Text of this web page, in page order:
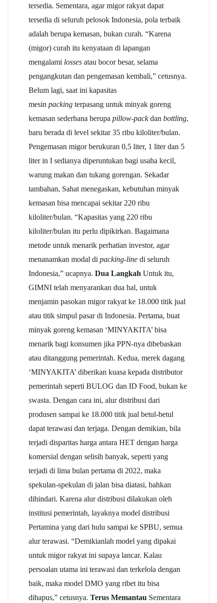
tersedia. Sementara, agar migor rakyat dapat
tersedia di seluruh pelosok Indonesia, pola terbaik
adalah berupa kemasan, bukan curah. “Karena
(migor) curah itu kenyataan di lapangan
mengalami losses atau bocor besar, selama
pengangkutan dan pengemasan kembali,” cetusnya.
Belum lagi, saat ini kapasitas
mesin packing terpasang untuk minyak goreng
kemasan sederhana berupa pillow-packdan bottling,
baru berada di level sekitar 35 ribu kiloliter/bulan.
Pengemasan migor berukuran 0,5 liter, 1 liter dan 5
liter in I sedianya diperuntukan bagi usaha kecil,
warung makan dan tukang gorengan. Sekadar
tambahan, Sahat menegaskan, kebutuhan minyak
kemasan bisa mencapai sekitar 220 ribu
kiloliter/bulan. “Kapasitas yang 220 ribu
kiloliter/bulan itu perlu dipikirkan. Bagaimana
metode untuk menarik perhatian investor, agar
menanamkan modal di packing-line di seluruh
Indonesia,” ucapnya. Dua Langkah Untuk itu,
GIMNI telah menyarankan dua hal, untuk
menjamin pasokan migor rakyat ke 18.000 titik jual
atau titik simpul pasar di Indonesia. Pertama, buat
minyak goreng kemasan ‘MINYAKITA’ bisa
menarik bagi konsumen jika PPN-nya dibebaskan
atau ditanggung pemerintah. Kedua, merek dagang
‘MINYAKITA’ diberikan kuasa kepada distributor
pemerintah seperti BULOG dan ID Food, bukan ke
swasta. Dengan cara ini, alur distribusi dari
produsen sampai ke 18.000 titik jual betul-betul
dapat terawasi dan terjaga. Dengan demikian, bila
terjadi disparitas harga antara HET dengan harga
komersial dengan selisih banyak, seperti yang
terjadi di lima bulan pertama di 2022, maka
spekulan-spekulan di jalan bisa diatasi, bahkan
dihindari. Karena alur distribusi dilakukan oleh
institusi pemerintah, layaknya model distribusi
Pertamina yang dari hulu sampai ke SPBU, semua
alur terawasi. “Demikianlah model yang dipakai
untuk migor rakyat ini supaya lancar. Kalau
persoalan utama ini terawasi dan terkelola dengan
baik, maka model DMO yang ribet itu bisa
dihapus,” cetusnya. Terus Memantau Sementara